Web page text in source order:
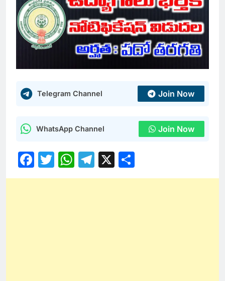
Telegram Channel Join Now
WhatsApp Channel Join Now
Facebook
Twitter
WhatsApp
Telegram
X